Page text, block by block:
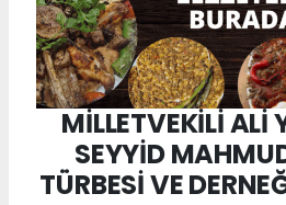
MİLLETVEKİLİ ALİ
SEYYİD
TÜRBESİ VE